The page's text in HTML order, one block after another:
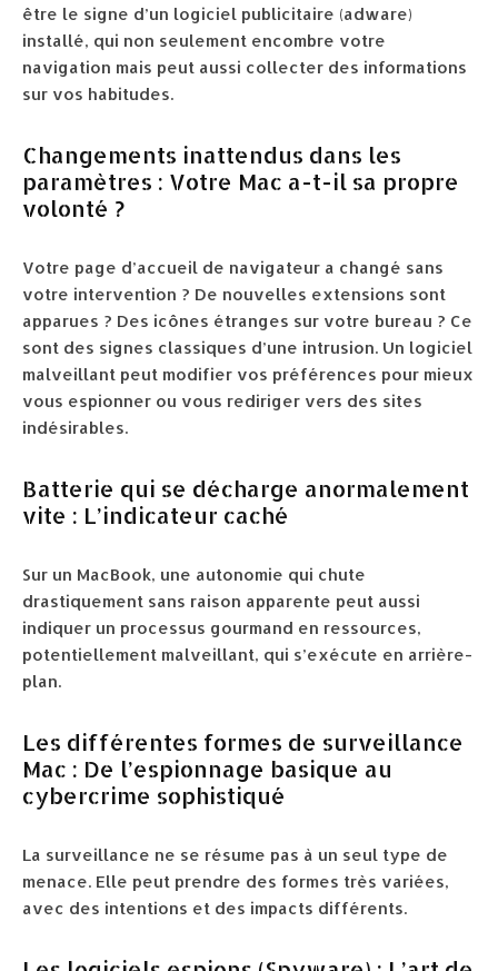
être le signe d’un logiciel publicitaire (adware)
installé, qui non seulement encombre votre
navigation mais peut aussi collecter des informations
sur vos habitudes.
Changements inattendus dans les
paramètres : Votre Mac a-t-il sa propre
volonté ?
Votre page d’accueil de navigateur a changé sans
votre intervention ? De nouvelles extensions sont
apparues ? Des icônes étranges sur votre bureau ? Ce
sont des signes classiques d’une intrusion. Un logiciel
malveillant peut modifier vos préférences pour mieux
vous espionner ou vous rediriger vers des sites
indésirables.
Batterie qui se décharge anormalement
vite : L’indicateur caché
Sur un MacBook, une autonomie qui chute
drastiquement sans raison apparente peut aussi
indiquer un processus gourmand en ressources,
potentiellement malveillant, qui s’exécute en arrière-
plan.
Les différentes formes de surveillance
Mac : De l’espionnage basique au
cybercrime sophistiqué
La surveillance ne se résume pas à un seul type de
menace. Elle peut prendre des formes très variées,
avec des intentions et des impacts différents.